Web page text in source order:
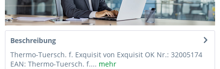
Beschreibung
Thermo-Tuersch. f. Exquisit von Exquisit OK Nr.: 32005174
EAN: Thermo-Tuersch. f.... mehr